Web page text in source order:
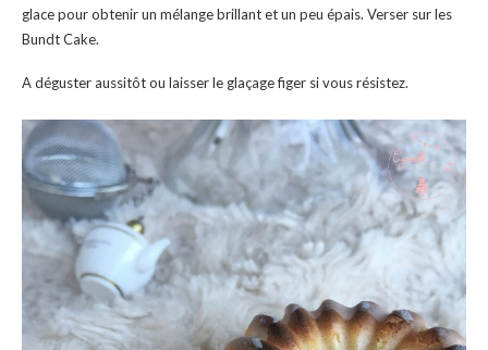
glace pour obtenir un mélange brillant et un peu épais. Verser sur les
Bundt Cake.
A déguster aussitôt ou laisser le glaçage figer si vous résistez.